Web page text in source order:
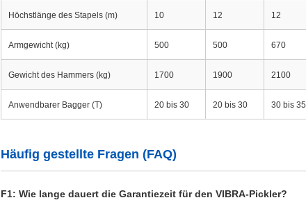
Höchstlänge des Stapels (m) 10 12 12
Armgewicht (kg) 500 500 670
Gewicht des Hammers (kg) 1700 1900 2100
Anwendbarer Bagger (T) 20 bis 30 20 bis 30 30 bis 35
Häufig gestellte Fragen (FAQ)
F1: Wie lange dauert die Garantiezeit für den VIBRA-Pickler?